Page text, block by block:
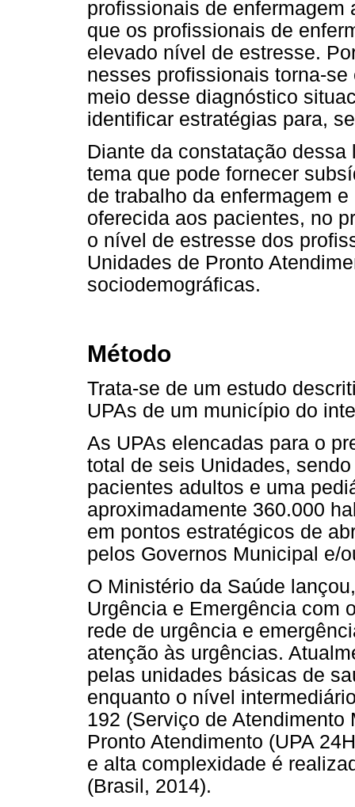
profissionais de enfermagem
que os profissionais de
elevado nível de estresse.
nesses profissionais torna-
meio desse diagnóstico
identificar estratégias para,
Diante da constatação
tema que pode fornecer
de trabalho da enfermagem
oferecida aos pacientes, no
o nível de estresse dos
Unidades de Pronto
sociodemográficas.
Método
Trata-se de um estudo
UPAs de um município do
As UPAs elencadas para o
total de seis Unidades,
pacientes adultos e uma
aproximadamente 360.000
em pontos estratégicos de
pelos Governos Municipal e/
O Ministério da Saúde
Urgência e Emergência com
rede de urgência e
atenção às urgências.
pelas unidades básicas de
enquanto o nível
192 (Serviço de
Pronto Atendimento (UPA
e alta complexidade é
(Brasil, 2014).